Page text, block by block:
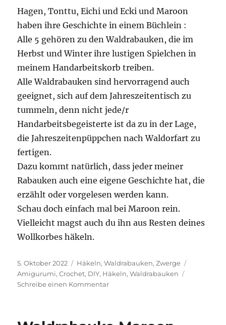
Hagen, Tonttu, Eichi und Ecki und Maroon
haben ihre Geschichte in einem Büchlein :
Alle 5 gehören zu den Waldrabauken, die im
Herbst und Winter ihre lustigen Spielchen in
meinem Handarbeitskorb treiben.
Alle Waldrabauken sind hervorragend auch
geeignet, sich auf dem Jahreszeitentisch zu
tummeln, denn nicht jede/r
Handarbeitsbegeisterte ist da zu in der Lage,
die Jahreszeitenpüppchen nach Waldorfart zu
fertigen.
Dazu kommt natürlich, dass jeder meiner
Rabauken auch eine eigene Geschichte hat, die
erzählt oder vorgelesen werden kann.
Schau doch einfach mal bei Maroon rein.
Vielleicht magst auch du ihn aus Resten deines
Wollkorbes häkeln.
Veröffentlicht
am
5. Oktober 2022 Kategorien
Häkeln,Waldrabauken,Zwerge
Amigurumi,Crochet, DIY, Häkeln,Waldrabauken
Schreibe einen Kommentarzu